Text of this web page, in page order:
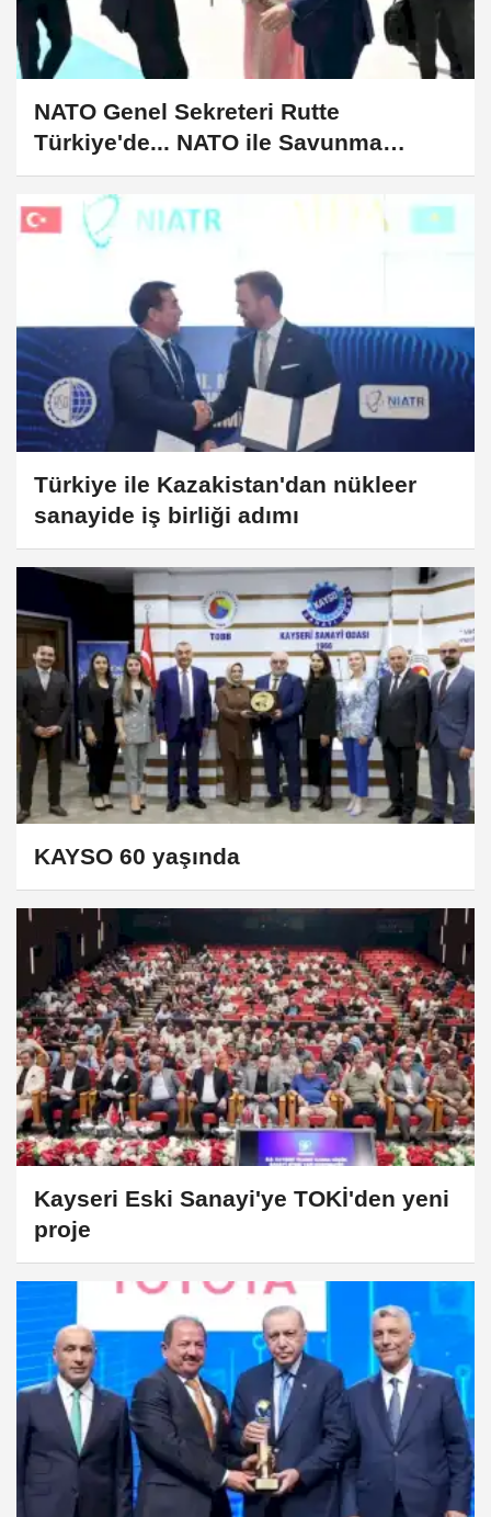
NATO Genel Sekreteri Rutte
Türkiye'de... NATO ile Savunma
Sanayii iş birliği için yoğun mesai
Türkiye ile Kazakistan'dan nükleer
sanayide iş birliği adımı
KAYSO 60 yaşında
Kayseri Eski Sanayi'ye TOKİ'den yeni
proje